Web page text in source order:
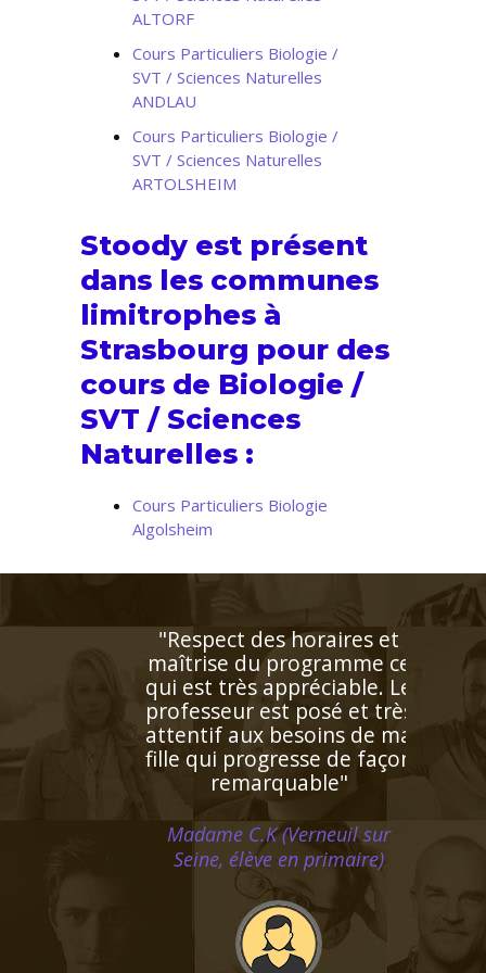
ALTORF
Cours Particuliers Biologie /
SVT / Sciences Naturelles
ANDLAU
Cours Particuliers Biologie /
SVT / Sciences Naturelles
ARTOLSHEIM
Stoody est présent
dans les communes
limitrophes à
Strasbourg pour des
cours de Biologie /
SVT / Sciences
Naturelles :
Cours Particuliers Biologie
Algolsheim
"Professeur consciencieux,
proche de l'élève, patient,
disponible. J'aurai recours
à son aide dès que ça sera
nécessaire"
Madame G.M (Strasbourg,
élève en première L)